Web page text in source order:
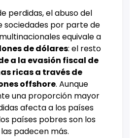
perdidas, el abuso del
sociedades por parte de
equivale a
de dólares: el resto
a la evasión fiscal de
ricas a través de
offshore. Aunque
una proporción mayor
afecta a los países
países pobres son los
padecen más.